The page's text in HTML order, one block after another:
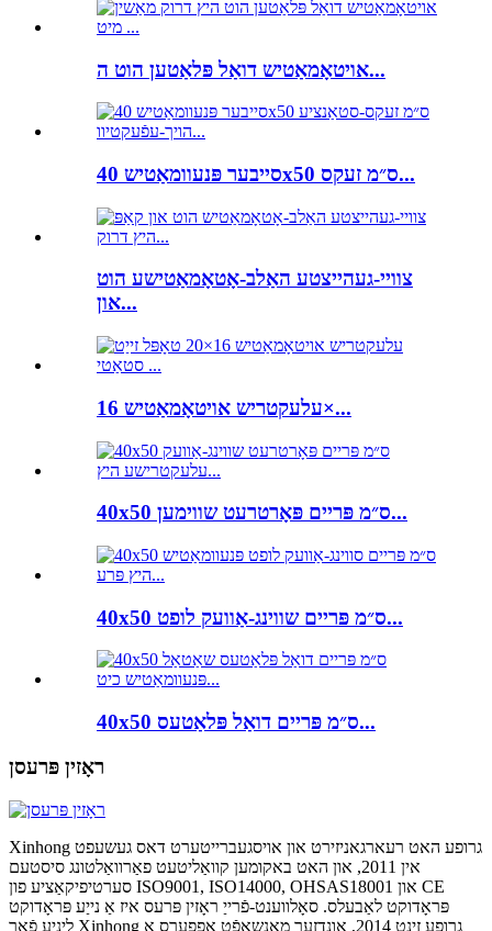
אויטאָמאַטיש דואַל פּלאַטען הוט ה...
סייבער פּנעוומאַטיש 40x50 ס״מ זעקס...
צוויי-געהייצטע האַלב-אָטאָמאַטישע הוט
און...
עלעקטריש אויטאָמאַטיש 16×...
40x50 ס״מ פּריים פּאָרטרעט שווימען...
40x50 ס״מ פּריים שווינג-אַוועק לופט...
40x50 ס״מ פּריים דואַל פּלאַטעס...
ראָזין פּרעסן
Xinhong גרופע האט רעארגאניזירט און אויסגעברייטערט דאס געשעפט
אין 2011, און האט באקומען קוואַליטעט פאַרוואַלטונג סיסטעם
סערטיפיקאַציע פון ​​ISO9001, ISO14000, OHSAS18001 און CE
פּראָדוקט לאַבעלס. סאָלווענט-פֿרייַ ראָזין פּרעס איז אַ נייַע פּראָדוקט
ליניע פֿאַר Xinhong גרופע זינט 2014, אונדזער מאַנשאַפֿט אָפפערס אַ